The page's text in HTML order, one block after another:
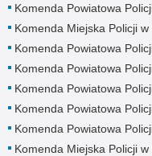
Komenda Powiatowa
Komenda Miejska Policji w
Komenda Powiatowa
Komenda Powiatowa
Komenda Powiatowa
Komenda Powiatowa
Komenda Powiatowa
Komenda Miejska Policji w